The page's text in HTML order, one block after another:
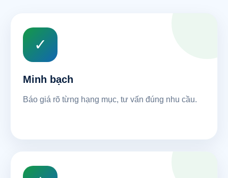
✓
Minh bạch
Báo giá rõ từng hạng mục, tư vấn đúng nhu cầu.